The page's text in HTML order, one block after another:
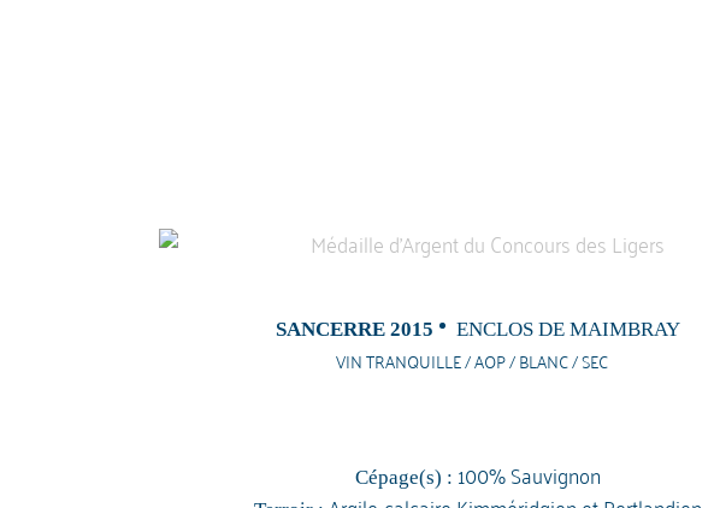
SANCERRE 2015 ENCLOS DE MAIMBRAY
VIN TRANQUILLE / AOP / BLANC / SEC
Cépage(s) : 100% Sauvignon